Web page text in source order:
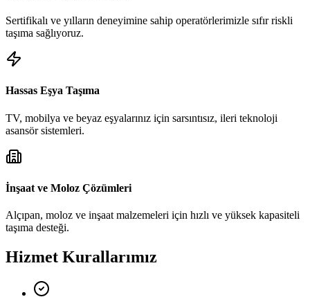
Sertifikalı ve yılların deneyimine sahip operatörlerimizle sıfır riskli
taşıma sağlıyoruz.
Hassas Eşya Taşıma
TV, mobilya ve beyaz eşyalarınız için sarsıntısız, ileri teknoloji
asansör sistemleri.
İnşaat ve Moloz Çözümleri
Alçıpan, moloz ve inşaat malzemeleri için hızlı ve yüksek kapasiteli
taşıma desteği.
Hizmet Kurallarımız